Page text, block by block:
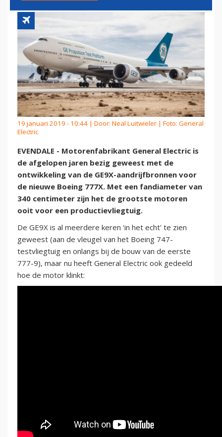
19 januari 2019 - 10:44 | Door: Neal Luitwieler | Foto: General
Electric
EVENDALE - Motorenfabrikant General Electric is
de afgelopen jaren bezig geweest met de
ontwikkeling van de GE9X-aandrijfbronnen voor
de nieuwe Boeing 777X. Met een fandiameter van
340 centimeter zijn het de grootste motoren
ooit voor een productievliegtuig.
De GE9X is al meerdere keren 'in het echt' te zien
geweest (aan de vleugel van het Boeing 747-
testvliegtuig en onlangs bij de bouw van de eerste
777-9), maar nu heeft General Electric ook gedeeld
hoe de motor klinkt: